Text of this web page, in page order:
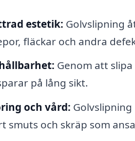
estetik: Golvslipning
fläckar och andra
Genom att
på lång sikt.
och vård:
smuts och skräp som